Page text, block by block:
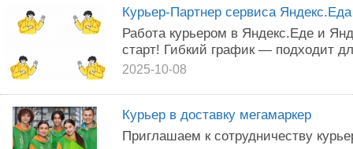
Курьер-Партнер сервиса Яндекс.Еда
Работа курьером в Яндекс.Еде и
старт! Гибкий график — подходит
2025-10-08
Курьер в доставку мегамаркер
Приглашаем к сoтpудничecтву